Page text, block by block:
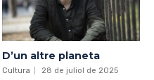
D’un altre planeta
Cultura 28 de juliol de 2025